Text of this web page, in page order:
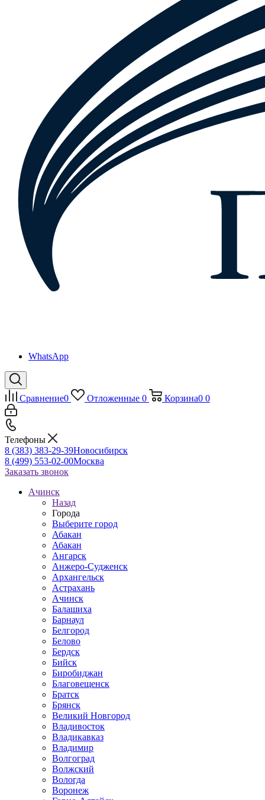
WhatsApp
Сравнение0 Отложенные 0 Корзина0 0
Телефоны
8 (383) 383-29-39Новосибирск
8 (499) 553-02-00Москва
Заказать звонок
Ачинск
Назад
Города
Выберите город
Абакан
Абакан
Ангарск
Анжеро-Судженск
Архангельск
Астрахань
Ачинск
Балашиха
Барнаул
Белгород
Белово
Бердск
Бийск
Биробиджан
Благовещенск
Братск
Брянск
Великий Новгород
Владивосток
Владикавказ
Владимир
Волгоград
Волжский
Вологда
Воронеж